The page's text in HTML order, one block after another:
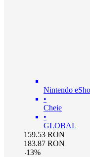
Nintendo
•
Cheie
•
GLOBAL
159.53 RON
183.87 RON
-13%